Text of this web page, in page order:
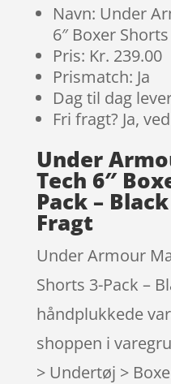
Navn: Under
6″ Boxer
Pris: Kr. 239.00
Prismatch: Ja
Dag til dag
Fri fragt? Ja,
Under
Tech 6″
Pack –
Fragt
Under Armour
Shorts 3-Pack –
håndplukkede
shoppen i
> Undertøj >